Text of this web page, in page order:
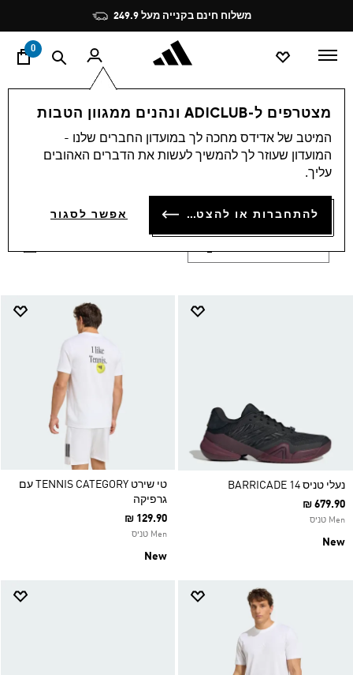
Pause
promotion
rotation
משלוח חינם בקנייה מעל 249.9
0
מצטרפים ל-ADICLUB ונהנים ממגוון הטבות
המיטב של אדידס מחכה לך במועדון החברים שלנו -
המועדון שעוזר לך להמשיך לעשות את הדברים האהובים
עליך.
להתחברות או להצטרפות אפשר לסגור
קולקציית טניס לגברים (61)
הגיעו מוכנים לכל משחק עם קולקציית טניס לגברים של
עכשיו באדידס ישראל.
נעלי טניס BARRICADE 14
₪ 679.90
Men טניס
New
טי שירט TENNIS CATEGORY עם
גרפיקה
₪ 129.90
Men טניס
New